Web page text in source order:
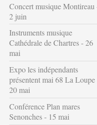
Concert musique Montireau
2 juin
Instruments musique
Cathédrale de Chartres - 26
mai
Expo les indépendants
présentent mai 68 La Loupe
20 mai
Conférence Plan mares
Senonches - 15 mai